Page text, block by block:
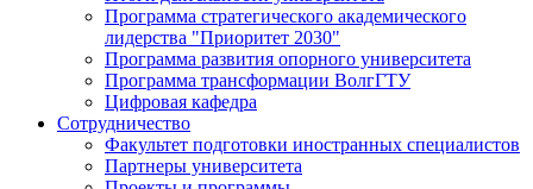
Программа стратегического академического
лидерства "Приоритет 2030"
Программа развития опорного университета
Программа трансформации ВолгГТУ
Цифровая кафедра
Сотрудничество
Факультет подготовки иностранных специалистов
Партнеры университета